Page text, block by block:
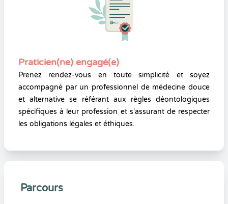
Praticien(ne) engagé(e)
Prenez rendez-vous en toute simplicité et soyez
accompagné par un professionnel de médecine douce
et alternative se référant aux règles déontologiques
spécifiques à leur profession et s'assurant de respecter
les obligations légales et éthiques.
Parcours